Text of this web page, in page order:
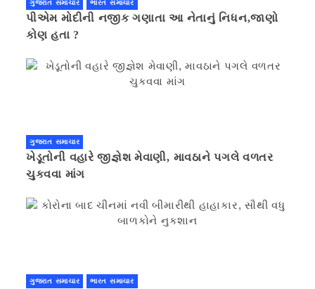
ગુજરાત સમાચાર ભારત સમાચાર
પીએમ મોદીની નજીક ગણાતા આ નેતાનું નિધન,જાણો
કોણ હતા ?
ગુજરાત સમાચાર
ખેડૂતોની વહારે જીજ્ઞેશ મેવાણી, માવઠાને પગલે વળતર
ચુકવવા માંગ
ગુજરાત સમાચાર ભારત સમાચાર